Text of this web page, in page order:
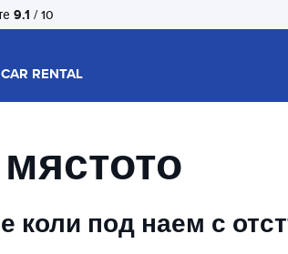
9.1 / 10
RENTAL
коли под наем с